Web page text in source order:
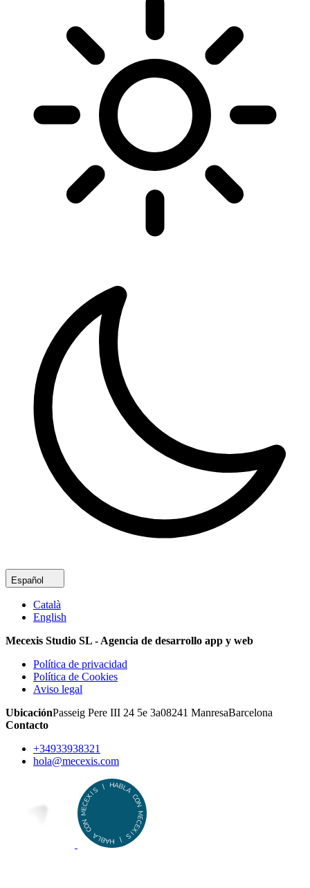
Español
Català
English
Mecexis Studio SL - Agencia de desarrollo app y web
Política de privacidad
Política de Cookies
Aviso legal
UbicaciónPasseig Pere III 24 5e 3a08241 ManresaBarcelona
Contacto
+34933938321
hola@mecexis.com